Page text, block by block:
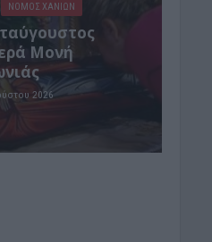
ΝΟΜΌΣ ΧΑΝΊΩΝ
Μονή
2026